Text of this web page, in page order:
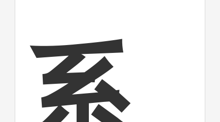
系